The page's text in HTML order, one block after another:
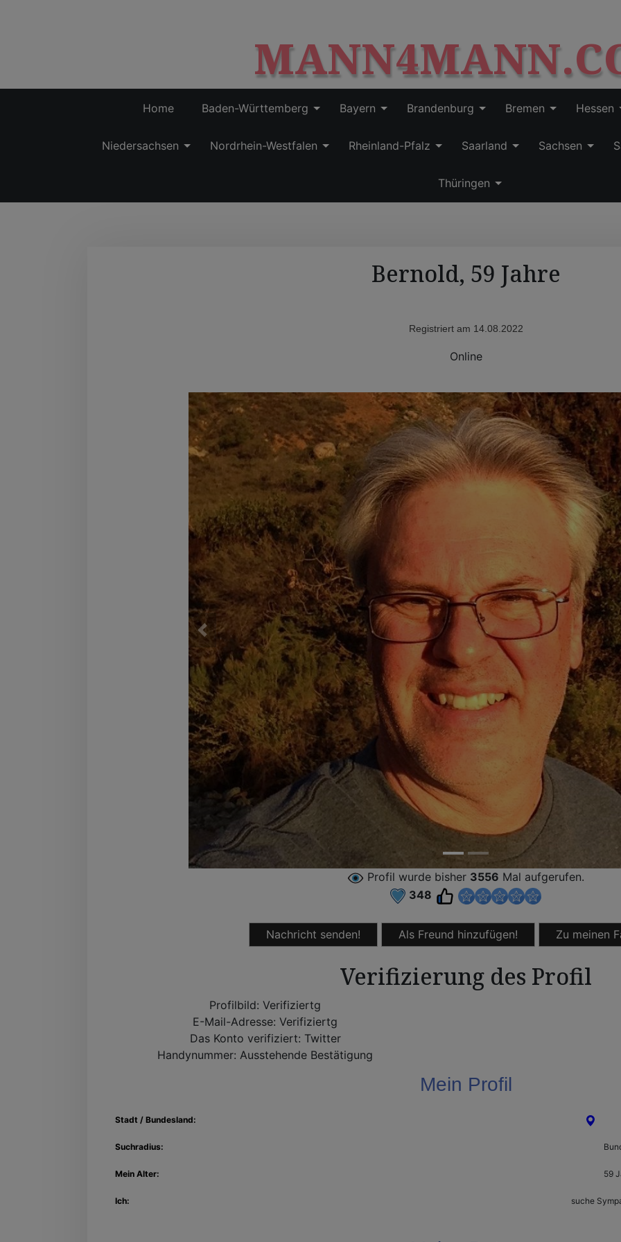
p
t
o
c
n
n
Home Baden-Württemberg Bayern Brandenburg Bremen Hessen
Niedersachsen Nordrhein-Westfalen Rheinland-Pfalz Saarland Sachsen
Thüringen
Bernold, 59 Jahre
Registriert am 14.08.2022
Online
Profil wurde bisher 3556 Mal aufgerufen.
348
Nachricht senden! Als Freund hinzufügen! Zu meinen
Verifizierung des Profil
Profilbild: Verifiziertg
E-Mail-Adresse: Verifiziertg
Das Konto verifiziert: Twitter
Handynummer: Ausstehende Bestätigung
Mein Profil
Stadt / Bundesland:
Suchradius:
Mein Alter: 59
Ich: suche